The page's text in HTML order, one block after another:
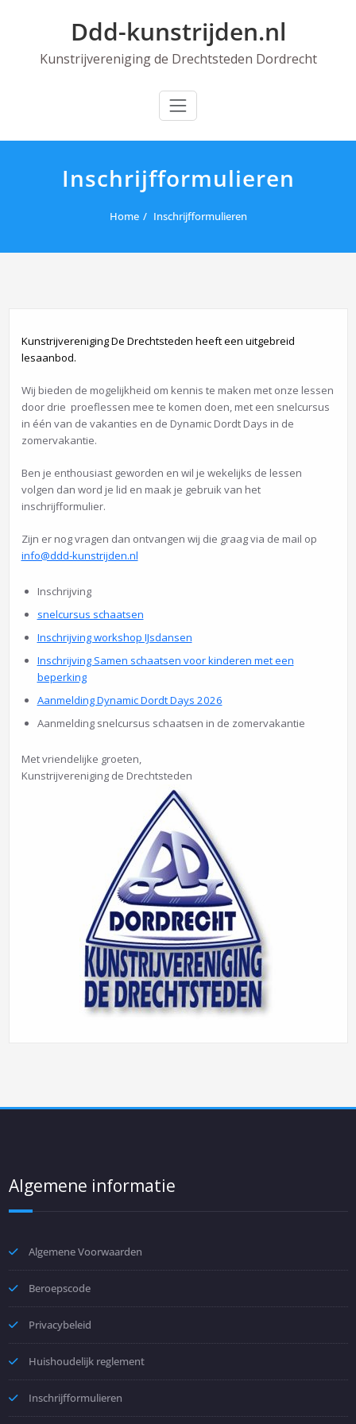
Ddd-kunstrijden.nl
Kunstrijvereniging de Drechtsteden Dordrecht
Inschrijfformulieren
Home Inschrijfformulieren
Kunstrijvereniging De Drechtsteden heeft een uitgebreid
lesaanbod.
Wij bieden de mogelijkheid om kennis te maken met onze lessen
door drie proeflessen mee te komen doen, met een snelcursus
in één van de vakanties en de Dynamic Dordt Days in de
zomervakantie.
Ben je enthousiast geworden en wil je wekelijks de lessen
volgen dan word je lid en maak je gebruik van het
inschrijfformulier.
Zijn er nog vragen dan ontvangen wij die graag via de mail op
info@ddd-kunstrijden.nl
Inschrijving
snelcursus schaatsen
Inschrijving workshop IJsdansen
Inschrijving Samen schaatsen voor kinderen met een
beperking
Aanmelding Dynamic Dordt Days 2026
Aanmelding snelcursus schaatsen in de zomervakantie
Met vriendelijke groeten,
Kunstrijvereniging de Drechtsteden
Algemene informatie
Algemene Voorwaarden
Beroepscode
Privacybeleid
Huishoudelijk reglement
Inschrijfformulieren